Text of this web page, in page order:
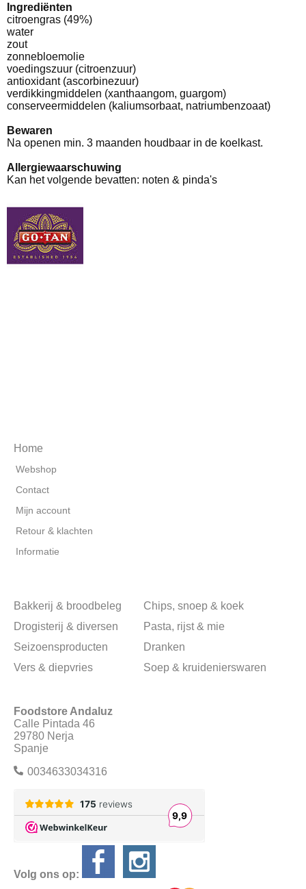
Ingrediënten
citroengras (49%)
water
zout
zonnebloemolie
voedingszuur (citroenzuur)
antioxidant (ascorbinezuur)
verdikkingmiddelen (xanthaangom, guargom)
conserveermiddelen (kaliumsorbaat, natriumbenzoaat)
Bewaren
Na openen min. 3 maanden houdbaar in de koelkast.
Allergiewaarschuwing
Kan het volgende bevatten: noten & pinda's
Home
Webshop
Contact
Mijn account
Retour & klachten
Informatie
Bakkerij & broodbeleg
Chips, snoep & koek
Drogisterij & diversen
Pasta, rijst & mie
Seizoensproducten
Dranken
Vers & diepvries
Soep & kruidenierswaren
Foodstore Andaluz
Calle Pintada 46
29780 Nerja
Spanje
0034633034316
Volg ons op: